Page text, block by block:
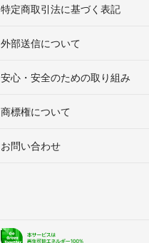
特定商取引法に基づく表記
外部送信について
安心・安全のための取り組み
商標権について
お問い合わせ